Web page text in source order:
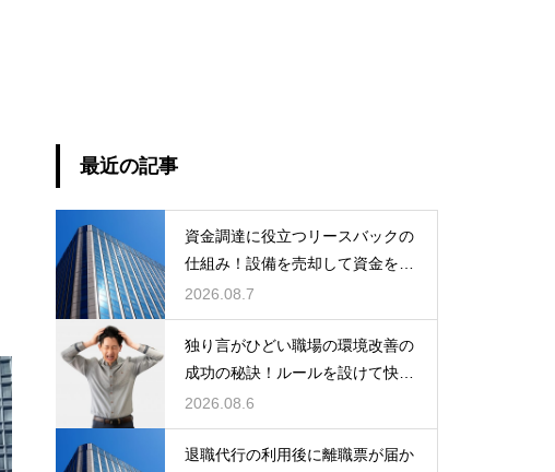
最近の記事
資金調達に役立つリースバックの
仕組み！設備を売却して資金を得
る方法
2026.08.7
独り言がひどい職場の環境改善の
成功の秘訣！ルールを設けて快適
な空間を作る
2026.08.6
退職代行の利用後に離職票が届か